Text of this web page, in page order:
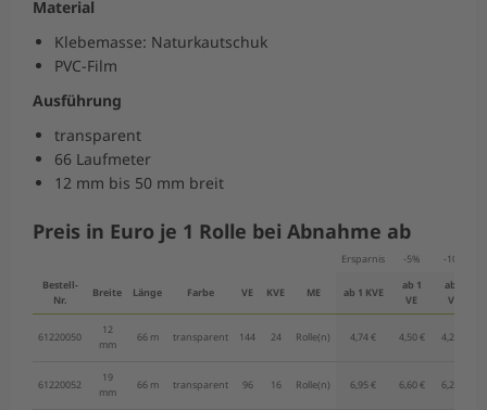
Material
Klebemasse: Naturkautschuk
PVC-Film
Ausführung
transparent
66 Laufmeter
12 mm bis 50 mm breit
Preis in Euro je 1 Rolle bei Abnahme ab
Ersparnis -5% -10%
Bestell-
Nr.
Breite Länge Farbe VE KVE ME ab 1 KVE
ab 1
VE
ab 3
VE
61220050
12
mm
66 m transparent 144 24 Rolle(n) 4,74 € 4,50 € 4,27 €
61220052
19
mm
66 m transparent 96 16 Rolle(n) 6,95 € 6,60 € 6,26 €